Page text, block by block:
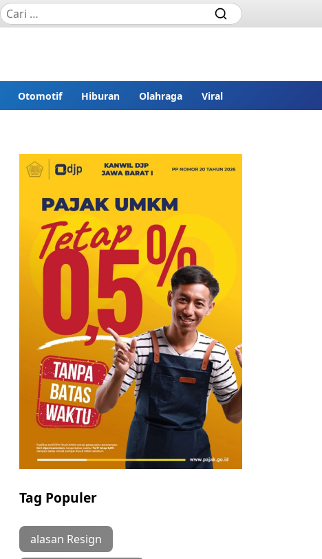
Otomotif Hiburan Olahraga Viral
Tag Populer
alasan Resign